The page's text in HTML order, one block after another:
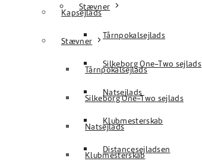
Stævner
Tårnpokalsejlads
Silkeborg One-Two sejlads
Natsejlads
Klubmesterskab
Distancesejladsen
Kapsejlads
Stævner
Tårnpokalsejlads
Silkeborg One-Two sejlads
Natsejlads
Klubmesterskab